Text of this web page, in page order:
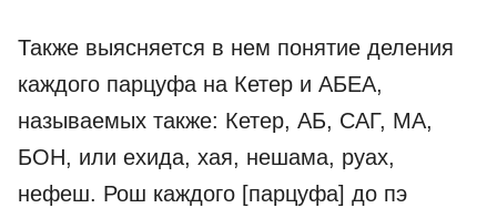
Также выясняется в нем понятие деления
каждого парцуфа на Кетер и АБЕА,
называемых также: Кетер, АБ, САГ, МА,
БОН, или ехида, хая, нешама, руах,
нефеш. Рош каждого [парцуфа] до пэ